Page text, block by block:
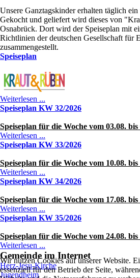
Unsere Ganztagskinder erhalten täglich
Gekocht und geliefert wird dieses von
Osnabrück. Dort wird der Speiseplan mit
Richtlinien der deutschen Gesellschaft für
zusammengestellt.
Speiseplan
Weiterlesen ...
Speiseplan KW 32/2026
Speiseplan für die Woche vom 03.08. bis
Weiterlesen ...
Speiseplan KW 33/2026
Speiseplan für die Woche vom 10.08. bis
Weiterlesen ...
Speiseplan KW 34/2026
Speiseplan für die Woche vom 17.08. bis
Weiterlesen ...
Speiseplan KW 35/2026
Speiseplan für die Woche vom 24.08. bis
Weiterlesen ...
Gemeinde im Internet
Herz-Jesu-Kirche
Jugendheim
Wir nutzen Cookies auf unserer Website.
essenziell für den Betrieb der Seite,